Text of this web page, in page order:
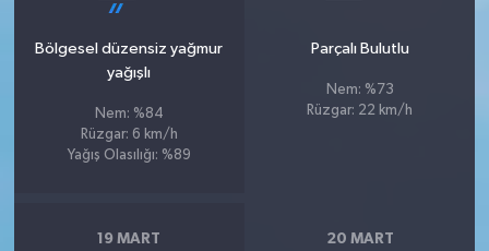
Bölgesel düzensiz yağmur
yağışlı
Nem: %84
Rüzgar: 6 km/h
Yağış Olasılığı: %89
Parçalı Bulutlu
Nem: %73
Rüzgar: 22 km/h
19 MART 20 MART